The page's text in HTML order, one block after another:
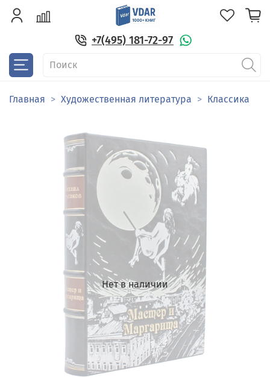
+7(495) 181-72-97
Главная Художественная литература Классика
Нет в наличии